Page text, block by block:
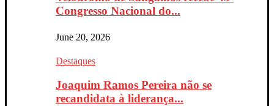
Congresso Nacional do...
June 20, 2026
Destaques
Joaquim Ramos Pereira não se
recandidata à liderança...